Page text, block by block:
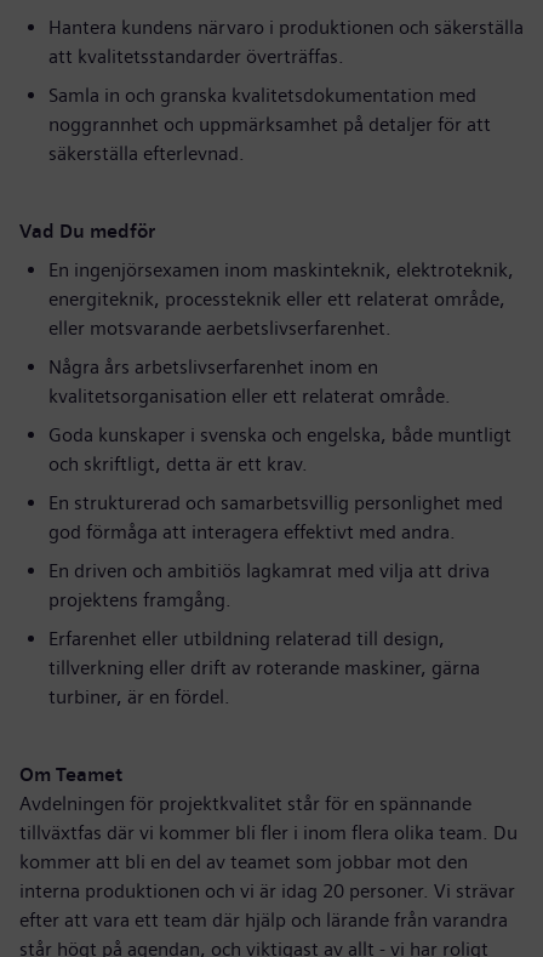
Hantera kundens närvaro i produktionen och säkerställa
att kvalitetsstandarder överträffas.
Samla in och granska kvalitetsdokumentation med
noggrannhet och uppmärksamhet på detaljer för att
säkerställa efterlevnad.
Vad Du medför
En ingenjörsexamen inom maskinteknik, elektroteknik,
energiteknik, processteknik eller ett relaterat område,
eller motsvarande aerbetslivserfarenhet.
Några års arbetslivserfarenhet inom en
kvalitetsorganisation eller ett relaterat område.
Goda kunskaper i svenska och engelska, både muntligt
och skriftligt, detta är ett krav.
En strukturerad och samarbetsvillig personlighet med
god förmåga att interagera effektivt med andra.
En driven och ambitiös lagkamrat med vilja att driva
projektens framgång.
Erfarenhet eller utbildning relaterad till design,
tillverkning eller drift av roterande maskiner, gärna
turbiner, är en fördel.
Om Teamet
Avdelningen för projektkvalitet står för en spännande
tillväxtfas där vi kommer bli fler i inom flera olika team. Du
kommer att bli en del av teamet som jobbar mot den
interna produktionen och vi är idag 20 personer. Vi strävar
efter att vara ett team där hjälp och lärande från varandra
står högt på agendan, och viktigast av allt - vi har roligt